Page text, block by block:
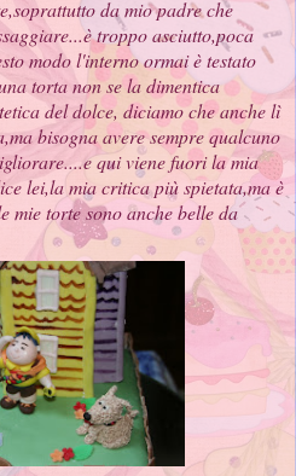
da mio padre che
troppo asciutto,poca
modo l'interno ormai è testato
torta non se la dimentica
del dolce, diciamo che anche lì
bisogna avere sempre qualcuno
qui viene fuori la mia
lei,la mia critica più spietata,ma è
mie torte sono anche belle da